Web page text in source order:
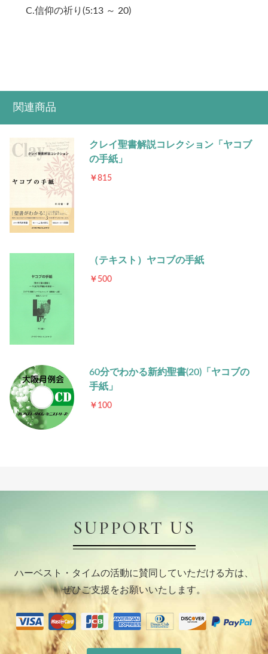
C.信仰の祈り(5:13 ～ 20)
関連商品
クレイ聖書解説コレクション「ヤコブ
の手紙」
￥815
（テキスト）ヤコブの手紙
￥500
60分でわかる新約聖書(20)「ヤコブの
手紙」
￥100
SUPPORT US
ハーベスト・タイムの活動に賛同していただける方は、
ぜひご支援をお願いいたします。